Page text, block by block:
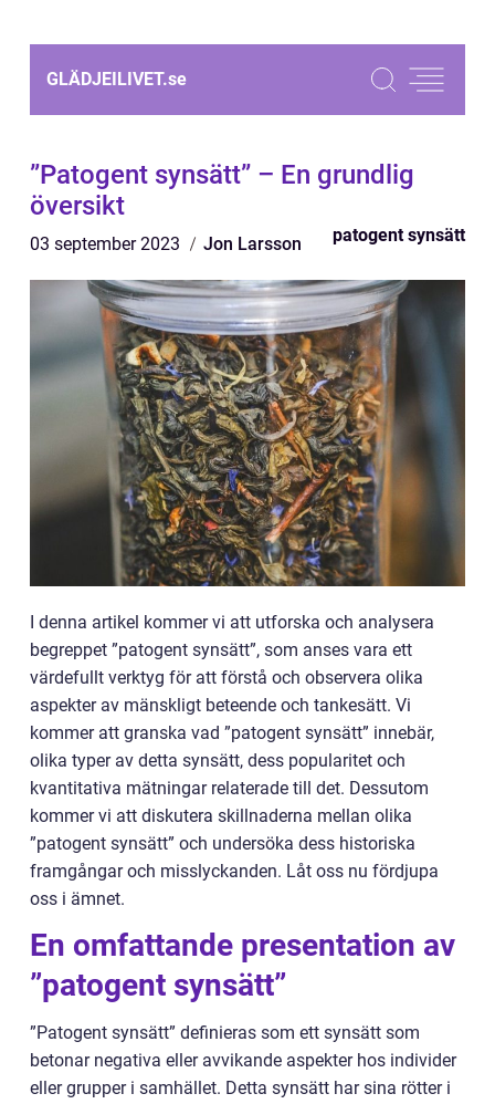
GLÄDJEILIVET.se
”Patogent synsätt” – En grundlig
översikt
03 september 2023 Jon Larsson patogent synsätt
I denna artikel kommer vi att utforska och analysera
begreppet ”patogent synsätt”, som anses vara ett
värdefullt verktyg för att förstå och observera olika
aspekter av mänskligt beteende och tankesätt. Vi
kommer att granska vad ”patogent synsätt” innebär,
olika typer av detta synsätt, dess popularitet och
kvantitativa mätningar relaterade till det. Dessutom
kommer vi att diskutera skillnaderna mellan olika
”patogent synsätt” och undersöka dess historiska
framgångar och misslyckanden. Låt oss nu fördjupa
oss i ämnet.
En omfattande presentation av
”patogent synsätt”
”Patogent synsätt” definieras som ett synsätt som
betonar negativa eller avvikande aspekter hos individer
eller grupper i samhället. Detta synsätt har sina rötter i